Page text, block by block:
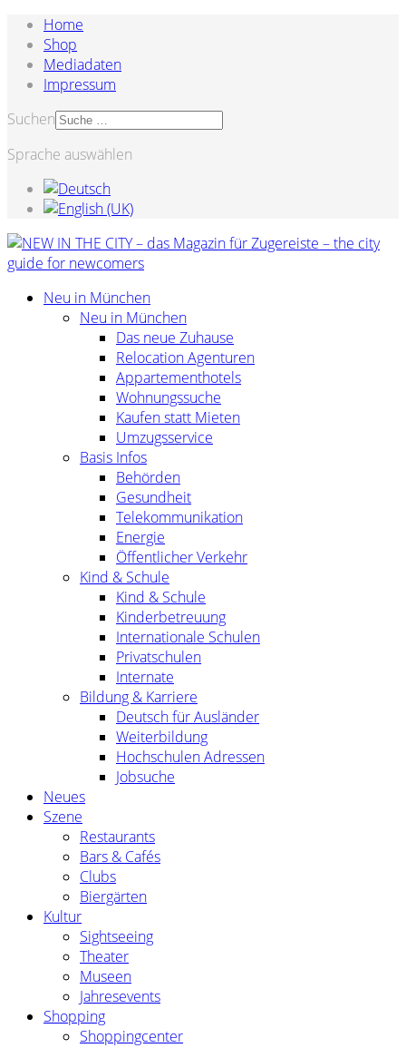
Home
Shop
Mediadaten
Impressum
Suchen
Sprache auswählen
Neu in München
Neu in München
Das neue Zuhause
Relocation Agenturen
Appartementhotels
Wohnungssuche
Kaufen statt Mieten
Umzugsservice
Basis Infos
Behörden
Gesundheit
Telekommunikation
Energie
Öffentlicher Verkehr
Kind & Schule
Kind & Schule
Kinderbetreuung
Internationale Schulen
Privatschulen
Internate
Bildung & Karriere
Deutsch für Ausländer
Weiterbildung
Hochschulen Adressen
Jobsuche
Neues
Szene
Restaurants
Bars & Cafés
Clubs
Biergärten
Kultur
Sightseeing
Theater
Museen
Jahresevents
Shopping
Shoppingcenter